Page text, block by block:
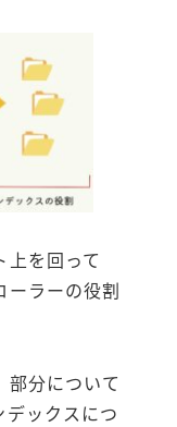
を回って
ーラーの役割
分について
ックスにつ